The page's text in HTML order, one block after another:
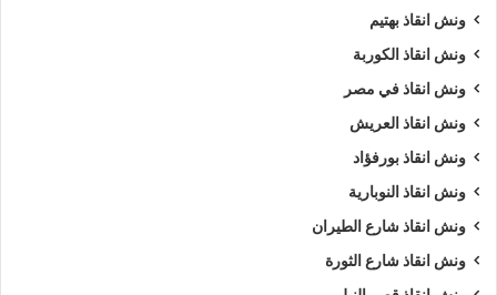
ونش انقاذ بهتيم
ونش انقاذ الكوربة
ونش انقاذ في مصر
ونش انقاذ العريش
ونش انقاذ بورفؤاد
ونش انقاذ النوبارية
ونش انقاذ شارع الطيران
ونش انقاذ شارع الثورة